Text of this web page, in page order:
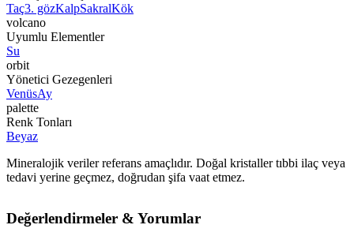
Taç3. gözKalpSakralKök
volcano
Uyumlu Elementler
Su
orbit
Yönetici Gezegenleri
VenüsAy
palette
Renk Tonları
Beyaz
Mineralojik veriler referans amaçlıdır. Doğal kristaller tıbbi ilaç veya
tedavi yerine geçmez, doğrudan şifa vaat etmez.
Değerlendirmeler & Yorumlar